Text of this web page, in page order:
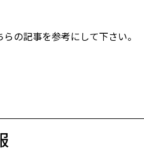
の記事を参考にして下さい。